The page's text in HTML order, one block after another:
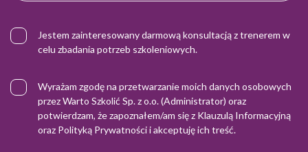
Jestem zainteresowany darmową konsultacją z trenerem w
celu zbadania potrzeb szkoleniowych.
Wyrażam zgodę na przetwarzanie moich danych osobowych
przez Warto Szkolić Sp. z o.o. (Administrator) oraz
potwierdzam, że zapoznałem/am się z Klauzulą Informacyjną
oraz Polityką Prywatnościi akceptuję ich treść.